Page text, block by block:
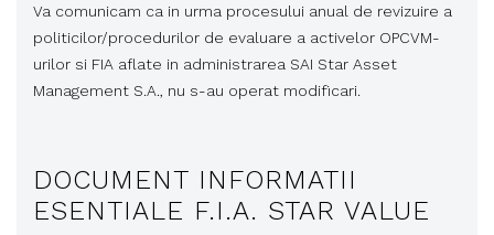
Va comunicam ca in urma procesului anual de revizuire a
politicilor/procedurilor de evaluare a activelor OPCVM-
urilor si FIA aflate in administrarea SAI Star Asset
Management S.A., nu s-au operat modificari.
DOCUMENT INFORMATII
ESENTIALE F.I.A. STAR VALUE